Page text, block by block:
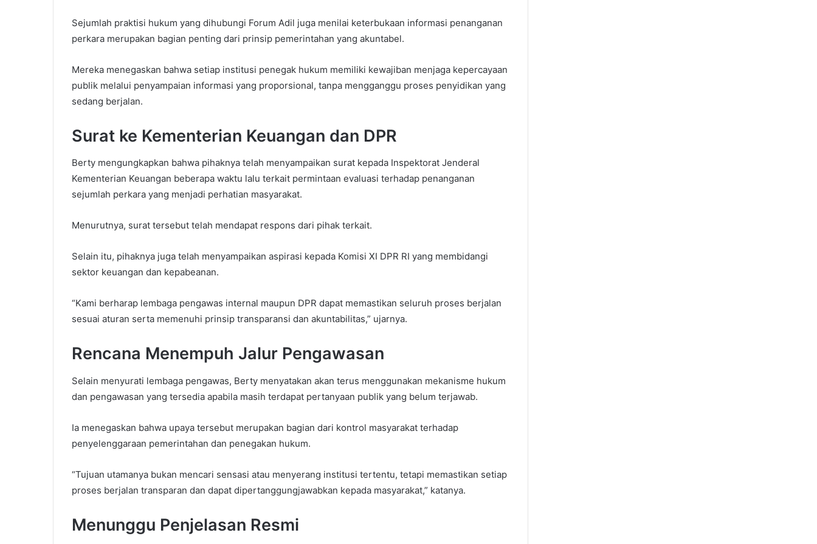
Sejumlah praktisi hukum yang dihubungi Forum Adil juga menilai keterbukaan informasi penanganan
perkara merupakan bagian penting dari prinsip pemerintahan yang akuntabel.
Mereka menegaskan bahwa setiap institusi penegak hukum memiliki kewajiban menjaga kepercayaan
publik melalui penyampaian informasi yang proporsional, tanpa mengganggu proses penyidikan yang
sedang berjalan.
Surat ke Kementerian Keuangan dan DPR
Berty mengungkapkan bahwa pihaknya telah menyampaikan surat kepada Inspektorat Jenderal
Kementerian Keuangan beberapa waktu lalu terkait permintaan evaluasi terhadap penanganan
sejumlah perkara yang menjadi perhatian masyarakat.
Menurutnya, surat tersebut telah mendapat respons dari pihak terkait.
Selain itu, pihaknya juga telah menyampaikan aspirasi kepada Komisi XI DPR RI yang membidangi
sektor keuangan dan kepabeanan.
“Kami berharap lembaga pengawas internal maupun DPR dapat memastikan seluruh proses berjalan
sesuai aturan serta memenuhi prinsip transparansi dan akuntabilitas,” ujarnya.
Rencana Menempuh Jalur Pengawasan
Selain menyurati lembaga pengawas, Berty menyatakan akan terus menggunakan mekanisme hukum
dan pengawasan yang tersedia apabila masih terdapat pertanyaan publik yang belum terjawab.
Ia menegaskan bahwa upaya tersebut merupakan bagian dari kontrol masyarakat terhadap
penyelenggaraan pemerintahan dan penegakan hukum.
“Tujuan utamanya bukan mencari sensasi atau menyerang institusi tertentu, tetapi memastikan setiap
proses berjalan transparan dan dapat dipertanggungjawabkan kepada masyarakat,” katanya.
Menunggu Penjelasan Resmi